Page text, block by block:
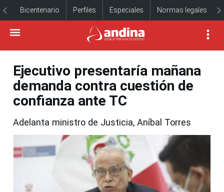
Bicentenario Perfiles Especiales Normas legales
Ejecutivo presentaría mañana
demanda contra cuestión de
confianza ante TC
Adelanta ministro de Justicia, Aníbal Torres